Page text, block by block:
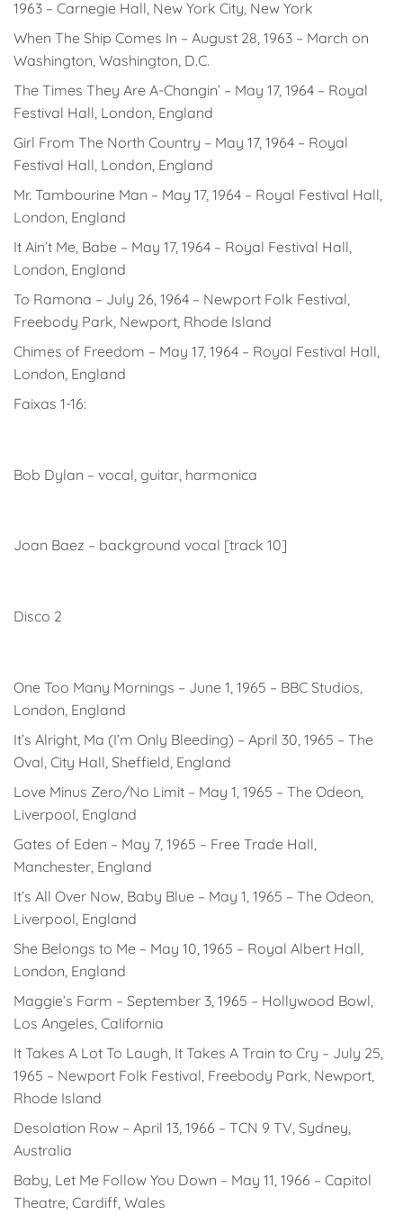
1963 – Carnegie Hall, New York City, New York
When The Ship Comes In – August 28, 1963 – March on
Washington, Washington, D.C.
The Times They Are A-Changin’ – May 17, 1964 – Royal
Festival Hall, London, England
Girl From The North Country – May 17, 1964 – Royal
Festival Hall, London, England
Mr. Tambourine Man – May 17, 1964 – Royal Festival Hall,
London, England
It Ain’t Me, Babe – May 17, 1964 – Royal Festival Hall,
London, England
To Ramona – July 26, 1964 – Newport Folk Festival,
Freebody Park, Newport, Rhode Island
Chimes of Freedom – May 17, 1964 – Royal Festival Hall,
London, England
Faixas 1-16:
Bob Dylan – vocal, guitar, harmonica
Joan Baez – background vocal [track 10]
Disco 2
One Too Many Mornings – June 1, 1965 – BBC Studios,
London, England
It’s Alright, Ma (I’m Only Bleeding) – April 30, 1965 – The
Oval, City Hall, Sheffield, England
Love Minus Zero/No Limit – May 1, 1965 – The Odeon,
Liverpool, England
Gates of Eden – May 7, 1965 – Free Trade Hall,
Manchester, England
It’s All Over Now, Baby Blue – May 1, 1965 – The Odeon,
Liverpool, England
She Belongs to Me – May 10, 1965 – Royal Albert Hall,
London, England
Maggie’s Farm – September 3, 1965 – Hollywood Bowl,
Los Angeles, California
It Takes A Lot To Laugh, It Takes A Train to Cry – July 25,
1965 – Newport Folk Festival, Freebody Park, Newport,
Rhode Island
Desolation Row – April 13, 1966 – TCN 9 TV, Sydney,
Australia
Baby, Let Me Follow You Down – May 11, 1966 – Capitol
Theatre, Cardiff, Wales